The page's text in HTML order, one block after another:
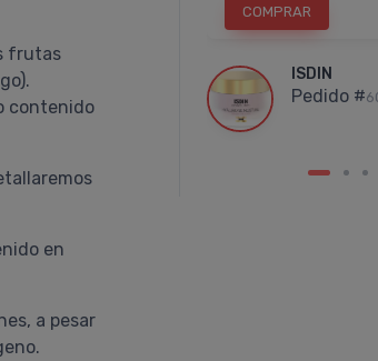
frutas
contenido
en
a pesar
419399
COMPRAR
ISDIN
Pedido #